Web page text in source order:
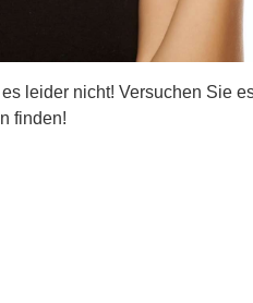
leider nicht! Versuchen Sie
finden!